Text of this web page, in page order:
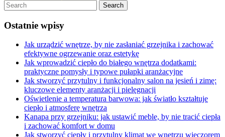
Ostatnie wpisy
Jak urządzić wnętrze, by nie zasłaniać grzejnika i zachować
efektywne ogrzewanie oraz estetykę
Jak wprowadzić ciepło do białego wnętrza dodatkami:
praktyczne pomysły i typowe pułapki aranżacyjne
Jak stworzyć przytulny i funkcjonalny salon na jesień i zimę:
kluczowe elementy aranżacji i pielęgnacji
Oświetlenie a temperatura barwowa: jak światło kształtuje
ciepło i atmosferę wnętrza
Kanapa przy grzejniku: jak ustawić meble, by nie tracić ciepła
i zachować komfort w domu
Jak stworzyć ciepły i przytulny klimat we wnętrzu wieczorem